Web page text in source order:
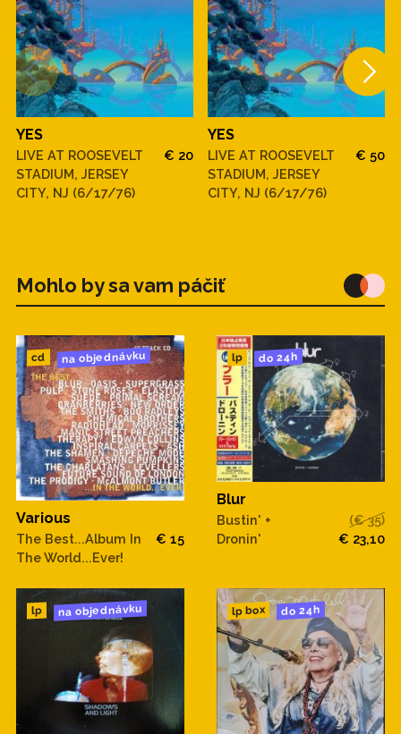
YES
LIVE AT ROOSEVELT
STADIUM, JERSEY
CITY, NJ (6/17/76)
€ 20
YES
LIVE AT ROOSEVELT
STADIUM, JERSEY
CITY, NJ (6/17/76)
€ 50
Mohlo by sa vam páčiť
cd na objednávku
Various
The Best...Album In
The World...Ever!
€ 15
lp do 24h
Blur
Bustin' +
Dronin'
(€ 35)
€ 23,10
lp na objednávku lp box do 24h